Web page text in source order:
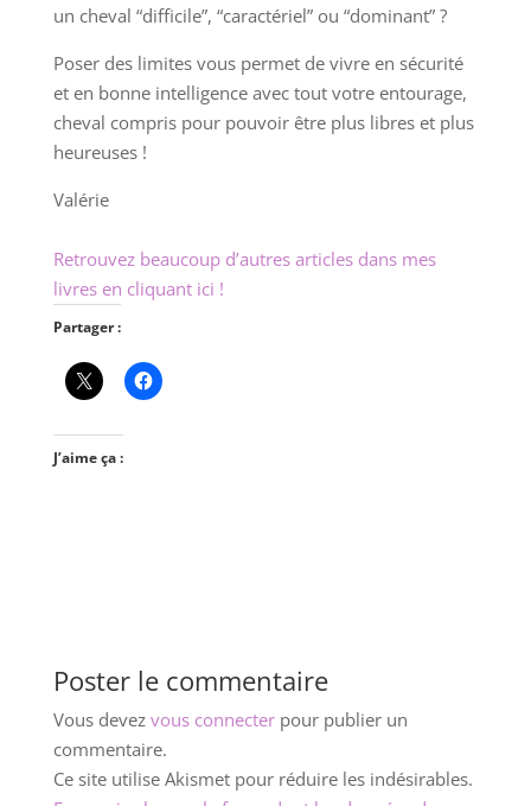
un cheval “difficile”, “caractériel” ou “dominant” ?
Poser des limites vous permet de vivre en sécurité
et en bonne intelligence avec tout votre entourage,
cheval compris pour pouvoir être plus libres et plus
heureuses !
Valérie
Retrouvez beaucoup d’autres articles dans mes
livres en cliquant ici !
Partager :
J’aime ça :
Poster le commentaire
Vous devez vous connecterpour publier un
commentaire.
Ce site utilise Akismet pour réduire les indésirables.